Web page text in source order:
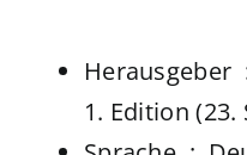
1. Edition